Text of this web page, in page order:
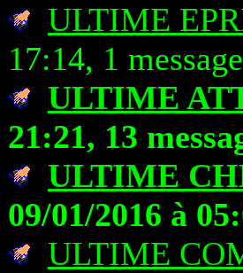
ULTIME
17:14, 1 message
ULTIME
21:21, 13
ULTIME
09/01/2016 à
ULTIME